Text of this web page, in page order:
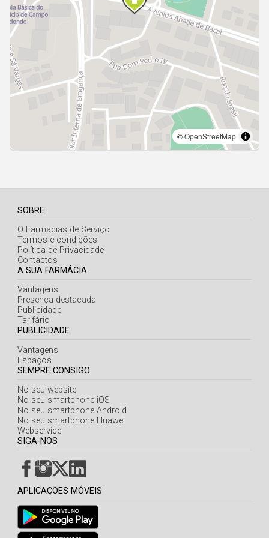
Açores
SOBRE
O Farmácias de Serviço
Termos e condições
Política de Privacidade
Contactos
A SUA FARMÁCIA
Vantagens
Presença destacada
Publicidade
Tarifário
PUBLICIDADE
Vantagens
Espaços
SEMPRE CONSIGO
No seu website
No seu smartphone iOS
No seu smartphone Android
No seu smartphone Huawei
Webservice
SIGA-NOS
APLICAÇÕES MÓVEIS